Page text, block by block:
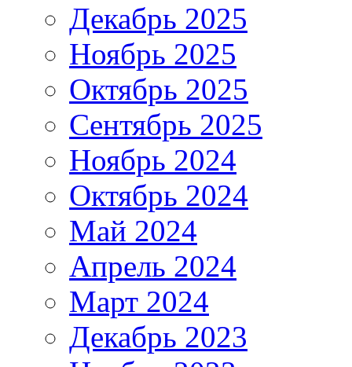
Декабрь 2025
Ноябрь 2025
Октябрь 2025
Сентябрь 2025
Ноябрь 2024
Октябрь 2024
Май 2024
Апрель 2024
Март 2024
Декабрь 2023